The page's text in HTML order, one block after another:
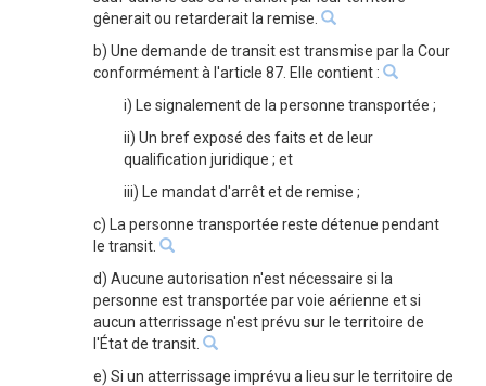
gênerait ou retarderait la remise.
b) Une demande de transit est transmise par la Cour
conformément à l'article 87. Elle contient :
i) Le signalement de la personne transportée ;
ii) Un bref exposé des faits et de leur
qualification juridique ; et
iii) Le mandat d'arrêt et de remise ;
c) La personne transportée reste détenue pendant
le transit.
d) Aucune autorisation n'est nécessaire si la
personne est transportée par voie aérienne et si
aucun atterrissage n'est prévu sur le territoire de
l'État de transit.
e) Si un atterrissage imprévu a lieu sur le territoire de